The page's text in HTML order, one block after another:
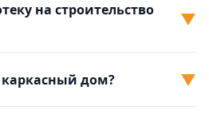
на строительство
▼
каркасный дом? ▼